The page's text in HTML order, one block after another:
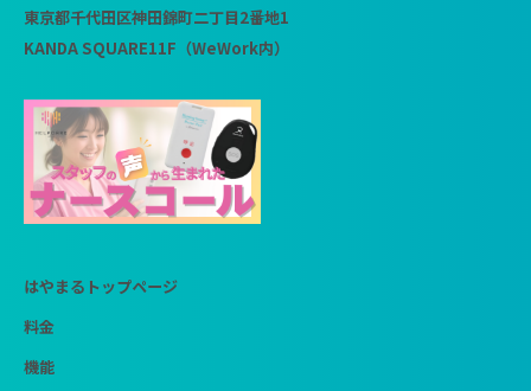
東京都千代田区神田錦町二丁目2番地1
KANDA SQUARE11F（WeWork内）
はやまるトップページ
料金
機能